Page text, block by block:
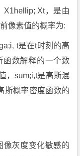
X1hellip; Xt，是由
像素值的概率为:
t是在t时刻的高
函数解释的一个数
，sum;i,t是高斯混
斯概率密度函数的
像灰度变化敏感的